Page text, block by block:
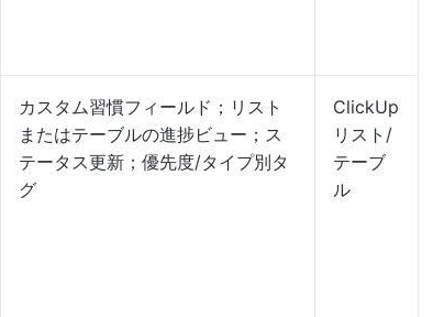
カスタム習慣フィールド；リスト
またはテーブルの進捗ビュー；ス
テータス更新；優先度/タイプ別タ
グ
ClickUp
リスト/
テーブ
ル